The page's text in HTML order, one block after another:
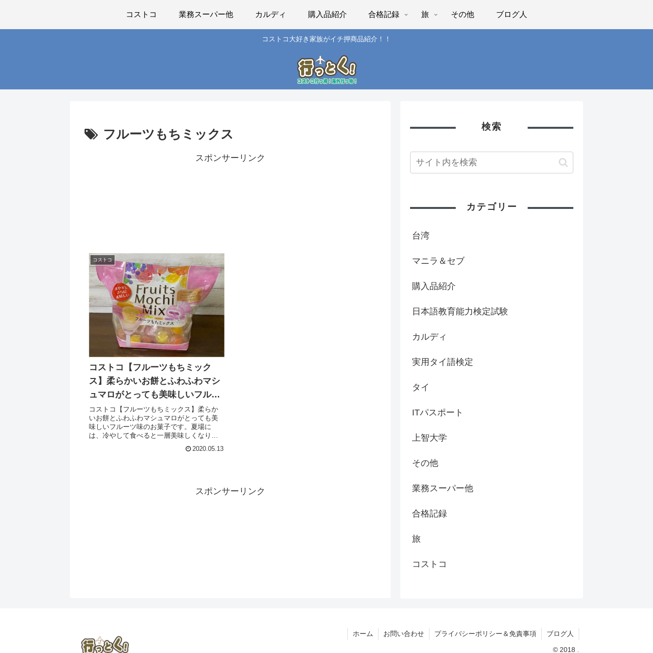
コストコ大好き家族がイチ押商品紹介！！
コストコ 業務スーパー他 カルディ 購入品紹介 合格記録 旅 その他 ブログ人
フルーツもちミックス
スポンサーリンク
コストコ
コストコ【フルーツもちミック
ス】柔らかいお餅とふわふわマシ
ュマロがとっても美味しいフルー
ツ味のお菓子です。
コストコ【フルーツもちミックス】柔らか
いお餅とふわふわマシュマロがとっても美
味しいフルーツ味のお菓子です。夏場に
は、冷やして食べると一層美味しくなりま
2020.05.13
スポンサーリンク
検索
カテゴリー
台湾
マニラ＆セブ
購入品紹介
日本語教育能力検定試験
カルディ
実用タイ語検定
タイ
ITパスポート
上智大学
その他
業務スーパー他
合格記録
旅
コストコ
ホーム お問い合わせ プライバシーポリシー＆免責事項 ブログ人
© 2018 .